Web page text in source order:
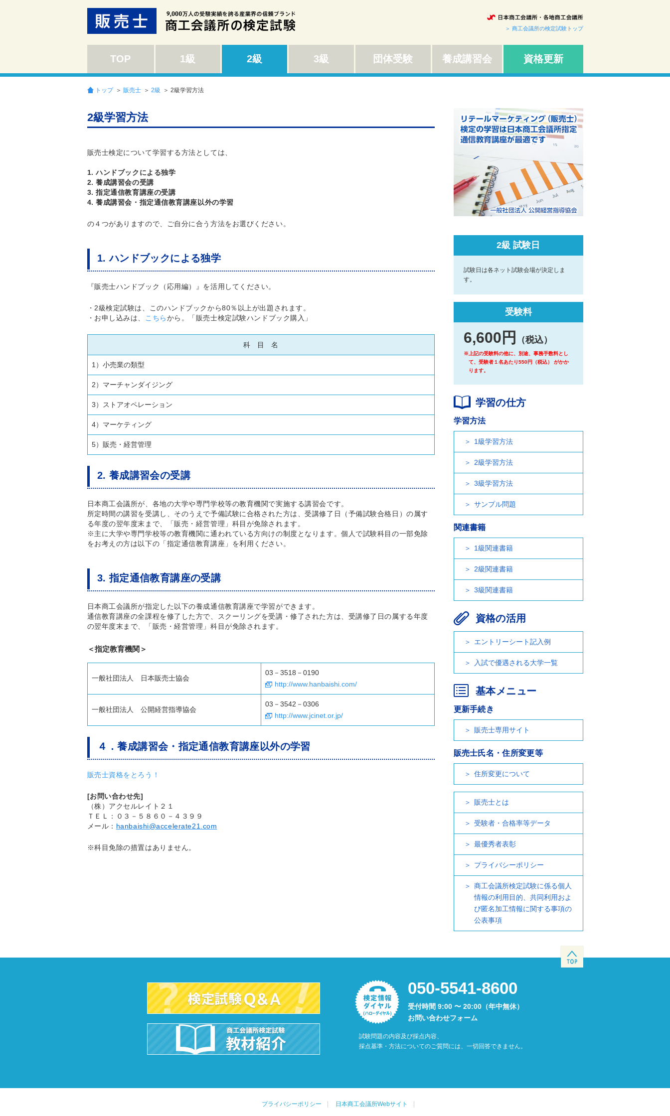
＞ 商工会議所の検定試験トップ
TOP 1級 2級 3級 団体受験 養成講習会 資格更新
トップ ＞ 販売士 ＞ 2級 ＞ 2級学習方法
2級学習方法
販売士検定について学習する方法としては、
1. ハンドブックによる独学
2. 養成講習会の受講
3. 指定通信教育講座の受講
4. 養成講習会・指定通信教育講座以外の学習
の４つがありますので、ご自分に合う方法をお選びください。
1. ハンドブックによる独学
『販売士ハンドブック（応用編）』を活用してください。
・2級検定試験は、このハンドブックから80％以上が出題されます。
・お申し込みは、 こちらから。「販売士検定試験ハンドブック購入」
科 目 名
1）小売業の類型
2）マーチャンダイジング
3）ストアオペレーション
4）マーケティング
5）販売・経営管理
2. 養成講習会の受講
日本商工会議所が、各地の大学や専門学校等の教育機関で実施する講習会です。
所定時間の講習を受講し、そのうえで予備試験に合格された方は、受講修了日（予備試験合格日）の属す
る年度の翌年度末まで、「販売・経営管理」科目が免除されます。
※主に大学や専門学校等の教育機関に通われている方向けの制度となります。個人で試験科目の一部免除
をお考えの方は以下の「指定通信教育講座」を利用ください。
3. 指定通信教育講座の受講
日本商工会議所が指定した以下の養成通信教育講座で学習ができます。
通信教育講座の全課程を修了した方で、スクーリングを受講・修了された方は、受講修了日の属する年度
の翌年度末まで、「販売・経営管理」科目が免除されます。
＜指定教育機関＞
一般社団法人 日本販売士協会
03－3518－0190
http://www.hanbaishi.com/
一般社団法人 公開経営指導協会
03－3542－0306
http://www.jcinet.or.jp/
４．養成講習会・指定通信教育講座以外の学習
販売士資格をとろう！
[お問い合わせ先]
（株）アクセルレイト２１
ＴＥＬ：０３－５８６０－４３９９
メール： hanbaishi@accelerate21.com
※科目免除の措置はありません。
2級 試験日
試験日は各ネット試験会場が決定しま
す。
受験料
6,600円 （税込）
※上記の受験料の他に、別途、事務手数料とし
て、受験者１名あたり550円（税込） がかか
ります。
学習の仕方
学習方法
1級学習方法
2級学習方法
3級学習方法
サンプル問題
関連書籍
1級関連書籍
2級関連書籍
3級関連書籍
資格の活用
エントリーシート記入例
入試で優遇される大学一覧
基本メニュー
更新手続き
販売士専用サイト
販売士氏名・住所変更等
住所変更について
販売士とは
受験者・合格率等データ
最優秀者表彰
プライバシーポリシー
商工会議所検定試験に係る個人
情報の利用目的、共同利用およ
び匿名加工情報に関する事項の
公表事項
050-5541-8600
受付時間 9:00 〜 20:00（年中無休）
お問い合わせフォーム
試験問題の内容及び採点内容、
採点基準・方法についてのご質問には、一切回答できません。
プライバシーポリシー 日本商工会議所Webサイト